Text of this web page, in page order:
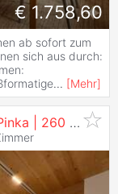
€ 1.758,60
ab sofort zum
sich aus durch:
... [Mehr]
Garten | inkl. Parkplatz